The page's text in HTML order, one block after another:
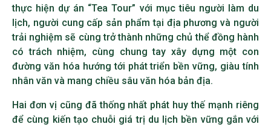
thực hiện dự án “Tea Tour” với mục tiêu người làm du
lịch, người cung cấp sản phẩm tại địa phương và người
trải nghiệm sẽ cùng trở thành những chủ thể đồng hành
có trách nhiệm, cùng chung tay xây dựng một con
đường văn hóa hướng tới phát triển bền vững, giàu tính
nhân văn và mang chiều sâu văn hóa bản địa.
Hai đơn vị cũng đã thống nhất phát huy thế mạnh riêng
để cùng kiến tạo chuỗi giá trị du lịch bền vững gắn với